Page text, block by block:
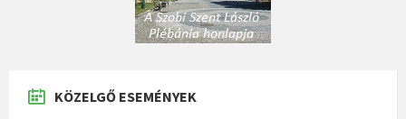
KÖZELGŐ ESEMÉNYEK